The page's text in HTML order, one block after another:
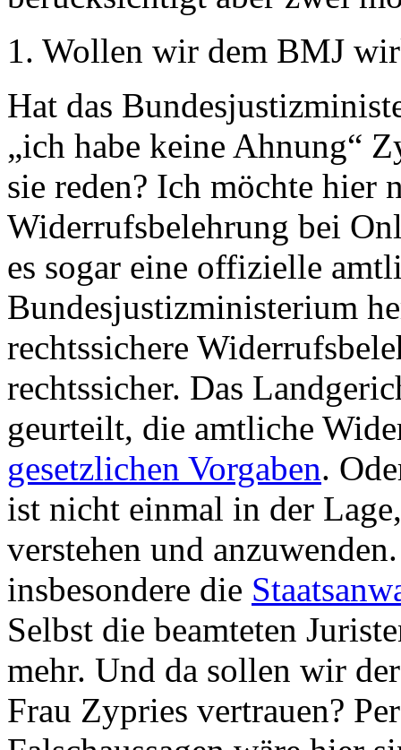
1. Wollen wir dem BMJ
Hat das
„ich habe keine Ahnung“
sie reden? Ich möchte hier
Widerrufsbelehrung bei
es sogar eine offizielle
Bundesjustizministerium
rechtssichere
rechtssicher. Das
geurteilt, die amtliche
gesetzlichen Vorgaben.
ist nicht einmal in der
verstehen und
insbesondere die
Selbst die beamteten
mehr. Und da sollen wir
Frau Zypries vertrauen?